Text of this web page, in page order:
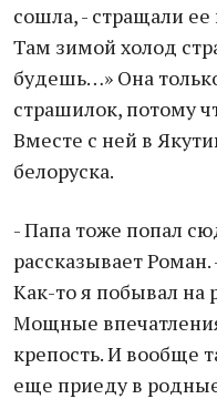
сошла, - стращали ее
Там зимой холод
будешь…» Она
страшилок, потому
Вместе с ней в
белоруска.
- Папа тоже попал
рассказывает
Как-то я побывал на
Мощные
крепость. И вообще
еще приеду в